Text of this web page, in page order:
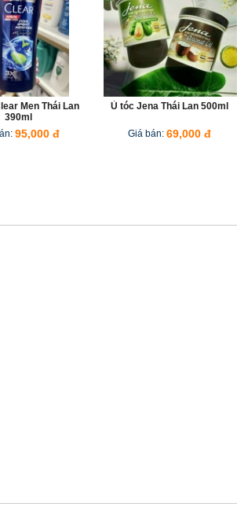
Men Thái Lan
390ml
95,000 đ
Ủ tóc Jena Thái Lan 500ml
Giá bán: 69,000 đ